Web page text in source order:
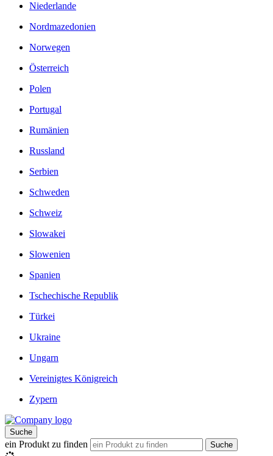
Niederlande
Nordmazedonien
Norwegen
Österreich
Polen
Portugal
Rumänien
Russland
Serbien
Schweden
Schweiz
Slowakei
Slowenien
Spanien
Tschechische Republik
Türkei
Ukraine
Ungarn
Vereinigtes Königreich
Zypern
Suche
ein Produkt zu finden Suche